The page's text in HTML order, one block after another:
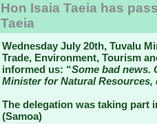
Hon Isaia Taeia has
Taeia
Wednesday July 20th, Tuvalu
Trade, Environment, Tourism
informed us: “Some bad news.
Minister for Natural Resources,
The delegation was taking part
(Samoa)